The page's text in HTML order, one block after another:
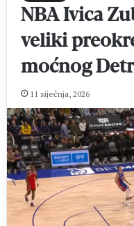
NBA Ivica
veliki
moćnog
11 siječnja, 2026